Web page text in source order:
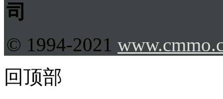
司
© 1994-2021
回顶部